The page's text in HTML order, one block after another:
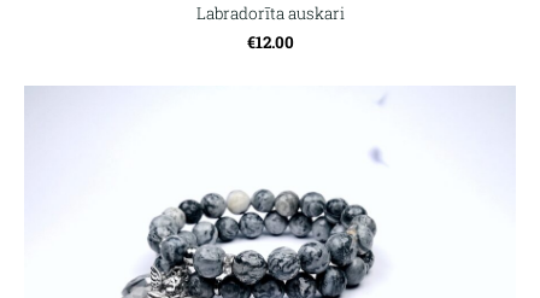
Labradorīta auskari
€12.00